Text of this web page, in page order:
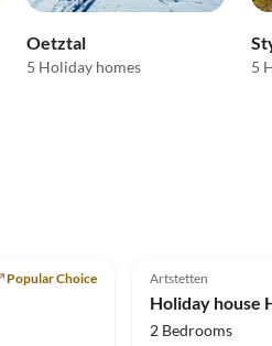
Oetztal
5 Holiday homes 5
Popular Choice Artstetten
2 Bedrooms